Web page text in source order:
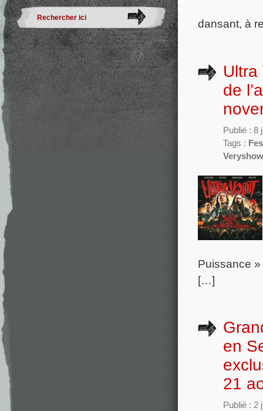
dansant, à
Ultra
de
Publié : 8
Tags :
Veryshow
Puissance
[…]
en
21
Publié : 2